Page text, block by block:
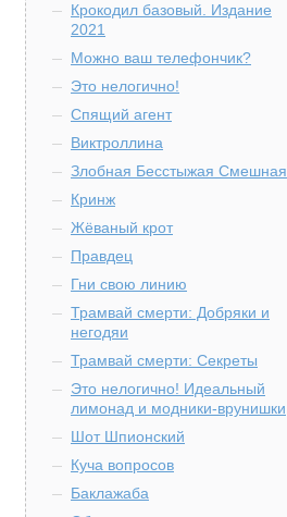
Крокодил базовый. Издание
2021
Можно ваш телефончик?
Это нелогично!
Спящий агент
Виктроллина
Злобная Бесстыжая Смешная
Кринж
Жёваный крот
Правдец
Гни свою линию
Трамвай смерти: Добряки и
негодяи
Трамвай смерти: Секреты
Это нелогично! Идеальный
лимонад и модники-врунишки
Шот Шпионский
Куча вопросов
Баклажаба